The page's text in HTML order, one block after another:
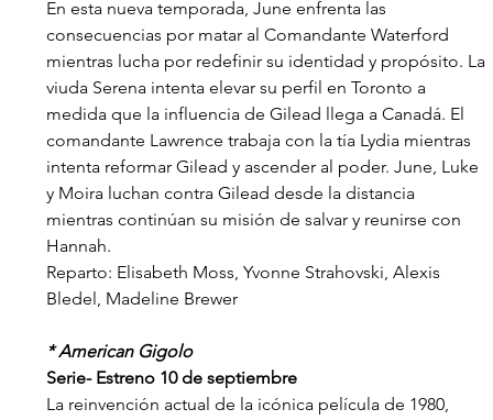
En esta nueva temporada, June enfrenta las
consecuencias por matar al Comandante Waterford
mientras lucha por redefinir su identidad y propósito. La
viuda Serena intenta elevar su perfil en Toronto a
medida que la influencia de Gilead llega a Canadá. El
comandante Lawrence trabaja con la tía Lydia mientras
intenta reformar Gilead y ascender al poder. June, Luke
y Moira luchan contra Gilead desde la distancia
mientras continúan su misión de salvar y reunirse con
Hannah.
Reparto: Elisabeth Moss, Yvonne Strahovski, Alexis
Bledel, Madeline Brewer
* American Gigolo
Serie- Estreno 10 de septiembre
La reinvención actual de la icónica película de 1980,